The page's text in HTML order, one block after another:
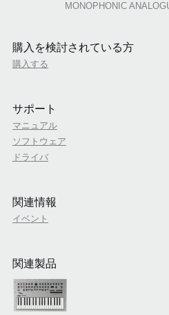
MONOPHONIC
購入を検討されている方
購入する
サポート
マニュアル
ソフトウェア
ドライバ
関連情報
イベント
関連製品